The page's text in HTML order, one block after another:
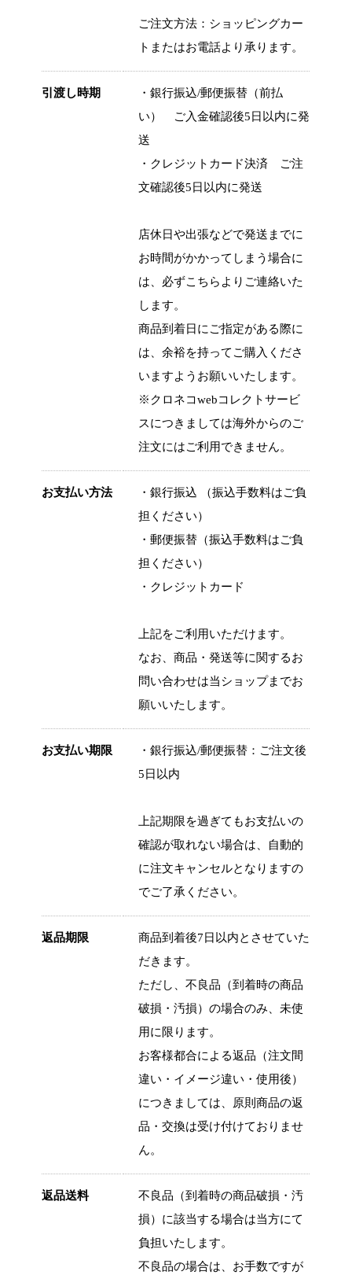
ご注文方法：ショッピングカー
トまたはお電話より承ります。
引渡し時期
・銀行振込/郵便振替（前払
い） ご入金確認後5日以内に発
送
・クレジットカード決済 ご注
文確認後5日以内に発送
店休日や出張などで発送までに
お時間がかかってしまう場合に
は、必ずこちらよりご連絡いた
します。
商品到着日にご指定がある際に
は、余裕を持ってご購入くださ
いますようお願いいたします。
※クロネコwebコレクトサービ
スにつきましては海外からのご
注文にはご利用できません。
お支払い方法
・銀行振込 （振込手数料はご負
担ください）
・郵便振替（振込手数料はご負
担ください）
・クレジットカード
上記をご利用いただけます。
なお、商品・発送等に関するお
問い合わせは当ショップまでお
願いいたします。
お支払い期限
・銀行振込/郵便振替：ご注文後
5日以内
上記期限を過ぎてもお支払いの
確認が取れない場合は、自動的
に注文キャンセルとなりますの
でご了承ください。
返品期限
商品到着後7日以内とさせていた
だきます。
ただし、不良品（到着時の商品
破損・汚損）の場合のみ、未使
用に限ります。
お客様都合による返品（注文間
違い・イメージ違い・使用後）
につきましては、原則商品の返
品・交換は受け付けておりませ
ん。
返品送料
不良品（到着時の商品破損・汚
損）に該当する場合は当方にて
負担いたします。
不良品の場合は、お手数ですが